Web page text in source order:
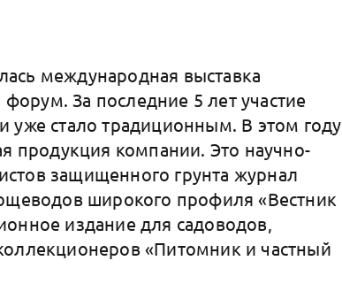
международная выставка
За последние 5 лет участие
уже стало традиционным. В этом году
продукция компании. Это научно-
защищенного грунта журнал
широкого профиля «Вестник
издание для садоводов,
«Питомник и частный